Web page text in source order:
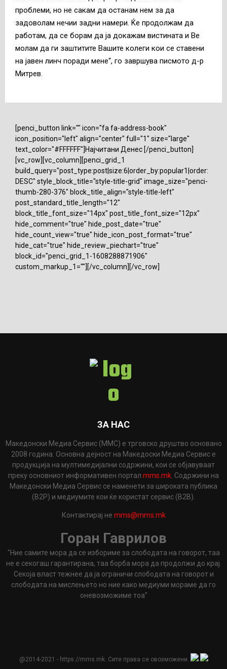
проблеми, но не сакам да останам нем за да
задоволам нечии задни намери. Ќе продолжам да
работам, да се борам да ја докажам вистината и Ве
молам да ги заштитите Вашите колеги кои се ставени
на јавен линч поради мене“, го завршува писмото д-р
Митрев.
[penci_button link="" icon="fa fa-address-book"
icon_position="left" align="center" full="1" size="large"
text_color="#FFFFFF"]Најчитани Денес [/penci_button]
[vc_row][vc_column][penci_grid_1
build_query="post_type:post|size:6|order_by:popular1|order:
DESC" style_block_title="style-title-grid" image_size="penci-
thumb-280-376" block_title_align="style-title-left"
post_standard_title_length="12"
block_title_font_size="14px" post_title_font_size="12px"
hide_comment="true" hide_post_date="true"
hide_count_view="true" hide_icon_post_format="true"
hide_cat="true" hide_review_piechart="true"
block_id="penci_grid_1-1608288871906"
custom_markup_1=""][/vc_column][/vc_row]
ЗА НАС
Македонски Медиа Сервис (ММС) е трговско друштво основано
2008 година. Основна дејност на Македоски Медиа Сервис е
продукција на мултимедијални содржини, кои се објавуваат
преку основниот информативен портал mms.mk . Содржини на
Македонски Медиа Сервис се наменети за широката публика
(B2P) и медиумите кои ќе користат сервис (B2B).
Контактирај не mms@mms.mk
Горан Гаврилов
"Ние самите мора да се избориме за слободата на говорот, таа
не е секогаш гарантирана, таа борба мора да продолжи до крај.
Секоја власт тежнее да ја ограничи слободата на говорот и
слободата на мислењето но ние како медиуми мораме да го
оневозможиме тоа"
@2014-2021 - https://mms.mk. Сите права се овозможени.